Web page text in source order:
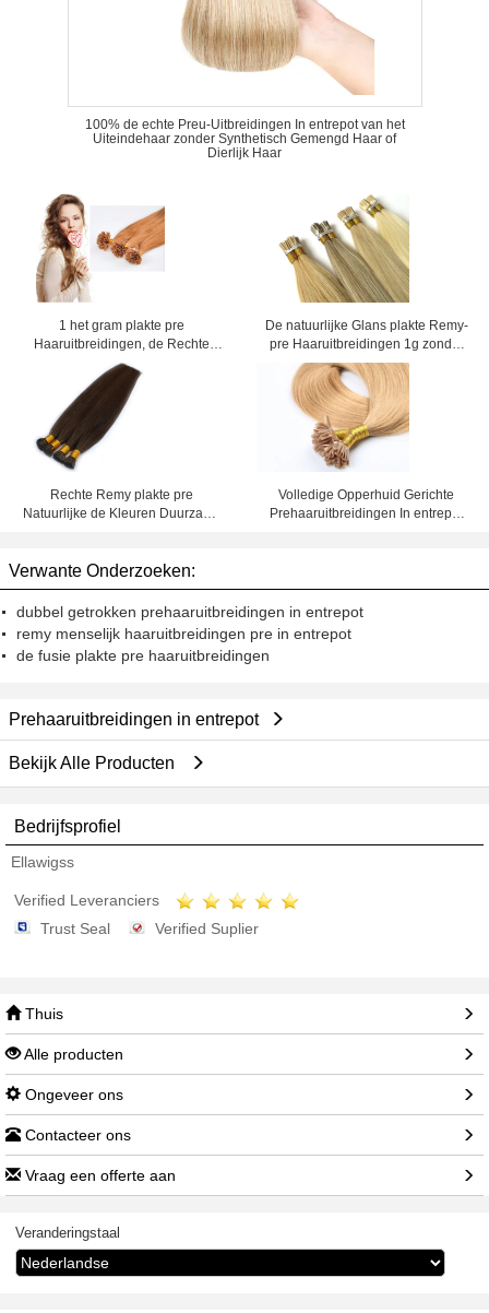
100% de echte Preu-Uitbreidingen In entrepot van het
Uiteindehaar zonder Synthetisch Gemengd Haar of
Dierlijk Haar
1 het gram plakte pre
Haaruitbreidingen, de Rechte
Preuitbreidingen In entrepot van
het Keratinehaar
De natuurlijke Glans plakte Remy-
pre Haaruitbreidingen 1g zonder
Enig Behandeld Chemisch product
Rechte Remy plakte pre
Natuurlijke de Kleuren Duurzame
Volledige Opperhuid Gerichte
Prehaaruitbreidingen In entrepot
Verwante Onderzoeken:
dubbel getrokken prehaaruitbreidingen in entrepot
remy menselijk haaruitbreidingen pre in entrepot
de fusie plakte pre haaruitbreidingen
Prehaaruitbreidingen in entrepot
Bekijk Alle Producten
Bedrijfsprofiel
Ellawigss
Verified Leveranciers
Trust Seal
Verified Suplier
Thuis
Alle producten
Ongeveer ons
Contacteer ons
Vraag een offerte aan
Veranderingstaal